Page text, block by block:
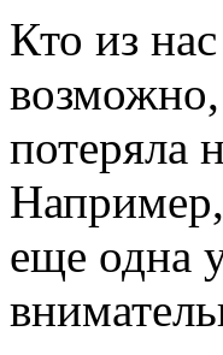
Кто из
потеряла
еще одна